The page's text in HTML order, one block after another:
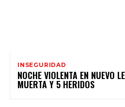
INSEGURIDAD
NOCHE VIOLENTA EN NUEVO
MUERTA Y 5 HERIDOS